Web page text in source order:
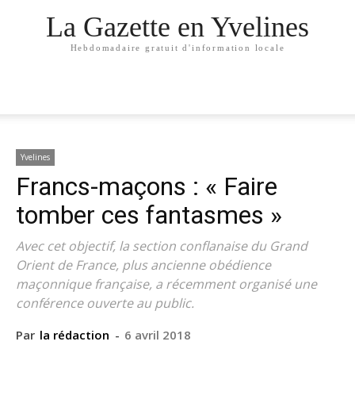
La Gazette en Yvelines
Hebdomadaire gratuit d'information locale
Yvelines
Francs-maçons : « Faire
tomber ces fantasmes »
Avec cet objectif, la section conflanaise du Grand
Orient de France, plus ancienne obédience
maçonnique française, a récemment organisé une
conférence ouverte au public.
Par la rédaction - 6 avril 2018